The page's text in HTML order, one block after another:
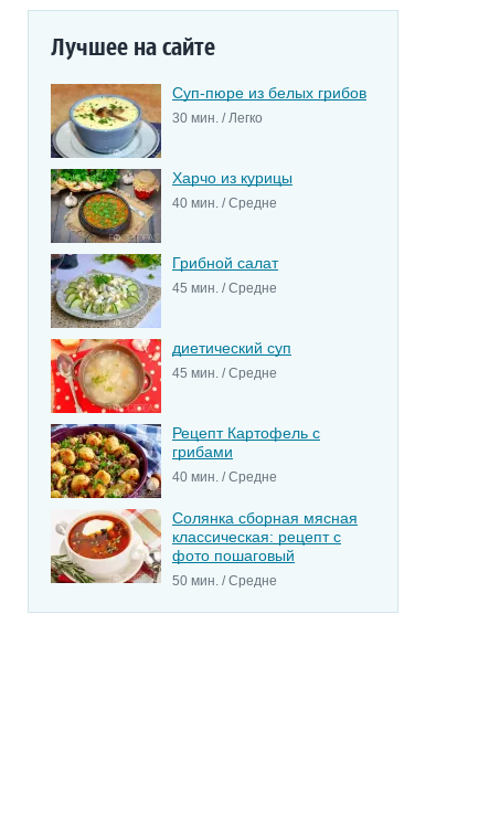
Лучшее на сайте
Суп-пюре из белых грибов
30 мин. / Легко
Харчо из курицы
40 мин. / Средне
Грибной салат
45 мин. / Средне
диетический суп
45 мин. / Средне
Рецепт Картофель с
грибами
40 мин. / Средне
Солянка сборная мясная
классическая: рецепт с
фото пошаговый
50 мин. / Средне